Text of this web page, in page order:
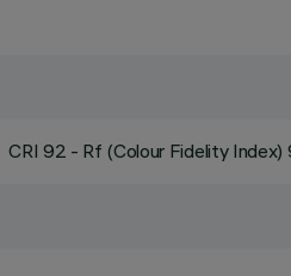
CRI 92 - Rf (Colour Fidelity